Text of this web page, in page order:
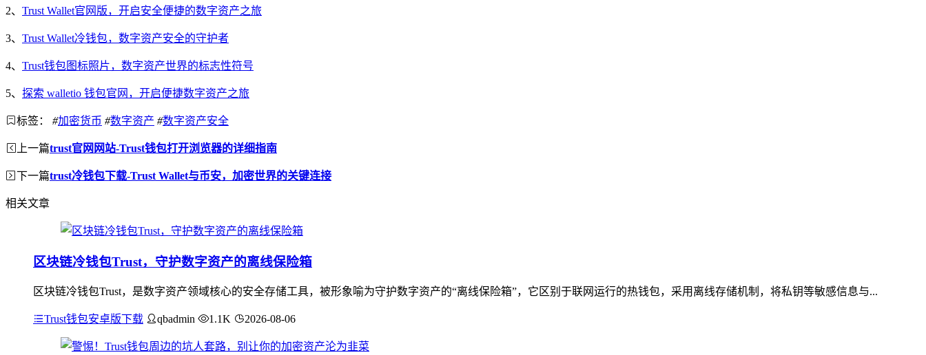
2、 Trust Wallet官网版，开启安全便捷的数字资产之旅
3、 Trust Wallet冷钱包，数字资产安全的守护者
4、 Trust钱包图标照片，数字资产世界的标志性符号
5、 探索 walletio 钱包官网，开启便捷数字资产之旅
标签： #加密货币 #数字资产 #数字资产安全
上一篇trust官网网站-Trust钱包打开浏览器的详细指南
下一篇trust冷钱包下载-Trust Wallet与币安，加密世界的关键连接
相关文章
区块链冷钱包Trust，守护数字资产的离线保险箱
区块链冷钱包Trust，是数字资产领域核心的安全存储工具，被形象喻为守护数字资产的“离线保险箱”，它区别于联网运行的热钱包，采用离线存储机制，将私钥等敏感信息与...
Trust钱包安卓版下载 qbadmin 1.1K 2026-08-06